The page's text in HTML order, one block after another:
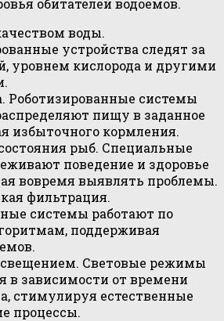
воды.
устройства следят за
уровнем кислорода и другими
Роботизированные системы
пищу в заданное
избыточного кормления.
рыб. Специальные
поведение и здоровье
вовремя выявлять проблемы.
фильтрация.
системы работают по
поддерживая
Световые режимы
в зависимости от времени
стимулируя естественные
процессы.